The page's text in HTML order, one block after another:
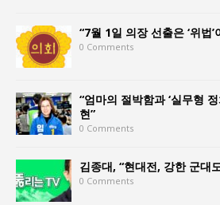
“7월 1일 의장 선출은 ‘위법’
0 Comments
“엄마의 절박함과 ‘실무형
현”
0 Comments
김종대, “현대전, 강한 군대
0 Comments